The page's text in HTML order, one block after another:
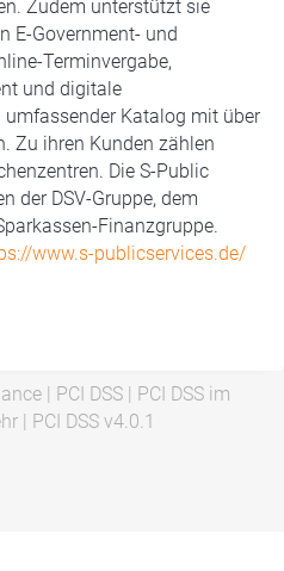
Zudem unterstützt sie
E-Government- und
Terminvergabe,
und digitale
Katalog mit über
Zu ihren Kunden zählen
Die S-Public
der DSV-Gruppe, dem
Finanzgruppe.
www.s-publicservices.de/
| PCI DSS | PCI DSS im
| PCI DSS v4.0.1